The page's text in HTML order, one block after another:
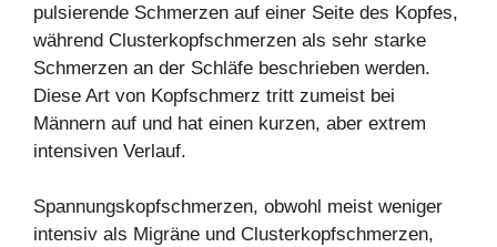
pulsierende Schmerzen auf einer Seite des Kopfes,
während Clusterkopfschmerzen als sehr starke
Schmerzen an der Schläfe beschrieben werden.
Diese Art von Kopfschmerz tritt zumeist bei
Männern auf und hat einen kurzen, aber extrem
intensiven Verlauf.
Spannungskopfschmerzen, obwohl meist weniger
intensiv als Migräne und Clusterkopfschmerzen,